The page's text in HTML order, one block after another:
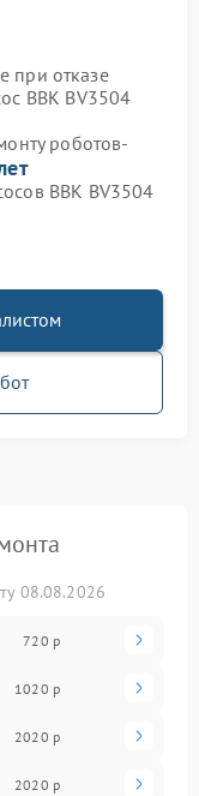
при отказе
BBK BV3504
роботов-
BBK BV3504
08.08.2026
720 р
1020 р
2020 р
2020 р